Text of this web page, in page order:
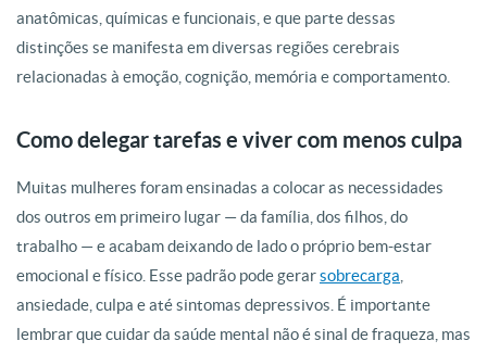
anatômicas, químicas e funcionais, e que parte dessas
distinções se manifesta em diversas regiões cerebrais
relacionadas à emoção, cognição, memória e comportamento.
Como delegar tarefas e viver com menos culpa
Muitas mulheres foram ensinadas a colocar as necessidades
dos outros em primeiro lugar — da família, dos filhos, do
trabalho — e acabam deixando de lado o próprio bem-estar
emocional e físico. Esse padrão pode gerarsobrecarga,
ansiedade, culpa e até sintomas depressivos. É importante
lembrar que cuidar da saúde mental não é sinal de fraqueza, mas